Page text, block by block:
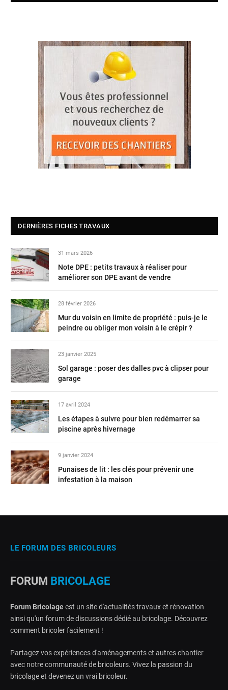
DERNIÈRES FICHES TRAVAUX
31 mars 2026
Note DPE : petits travaux à réaliser pour
améliorer son DPE avant de vendre
28 février 2026
Mur du voisin en limite de propriété : puis-je le
peindre ou obliger mon voisin à le crépir ?
23 janvier 2025
Sol garage : poser des dalles pvc à clipser pour
garage
17 avril 2024
Les étapes à suivre pour bien redémarrer sa
piscine après hivernage
9 janvier 2024
Punaises de lit : les clés pour prévenir une
infestation à la maison
LE FORUM DES BRICOLEURS
FORUM BRICOLAGE
Forum Bricolageest un site d'actualités travaux et rénovation
ainsi qu'un forum de discussions dédié au bricolage. Découvrez
comment bricoler facilement !
Partagez vos expériences d'aménagements et autres chantier
avec notre communauté de bricoleurs. Vivez la passion du
bricolage et devenez un vrai bricoleur.